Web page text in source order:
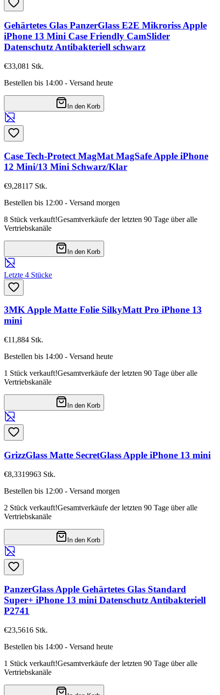
Gehärtetes Glas PanzerGlass E2E Mikroriss Apple
iPhone 13 Mini Case Friendly CamSlider
Datenschutz Antibakteriell schwarz
€33,081 Stk.
Bestellen bis 14:00 - Versand heute
In den Korb
Case Tech-Protect MagMat MagSafe Apple iPhone
12 Mini/13 Mini Schwarz/Klar
€9,28117 Stk.
Bestellen bis 12:00 - Versand morgen
8 Stück verkauft!Gesamtverkäufe der letzten 90 Tage über alle
Vertriebskanäle
In den Korb
Letzte 4 Stücke
3MK Apple Matte Folie SilkyMatt Pro iPhone 13
mini
€11,884 Stk.
Bestellen bis 14:00 - Versand heute
1 Stück verkauft!Gesamtverkäufe der letzten 90 Tage über alle
Vertriebskanäle
In den Korb
GrizzGlass Matte SecretGlass Apple iPhone 13 mini
€8,3319963 Stk.
Bestellen bis 12:00 - Versand morgen
2 Stück verkauft!Gesamtverkäufe der letzten 90 Tage über alle
Vertriebskanäle
In den Korb
PanzerGlass Apple Gehärtetes Glas Standard
Super+ iPhone 13 mini Datenschutz Antibakteriell
P2741
€23,5616 Stk.
Bestellen bis 14:00 - Versand heute
1 Stück verkauft!Gesamtverkäufe der letzten 90 Tage über alle
Vertriebskanäle